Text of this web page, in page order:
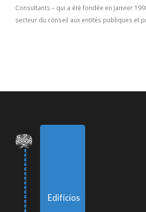
Consultants – qui a été fondée en Janvier
secteur du conseil aux entités publiques et
Edifícios